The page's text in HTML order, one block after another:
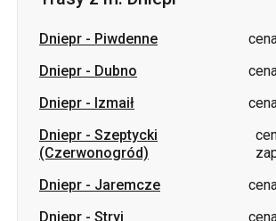
Dniepr -Izmaił
Dniepr-Szeptycki
Dniepr-Truskawiec
Dniepr-Korosteń